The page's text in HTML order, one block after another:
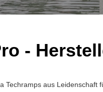
-
Techramps aus